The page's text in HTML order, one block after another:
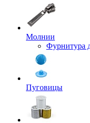
Молнии
Фурнитура
Пуговицы